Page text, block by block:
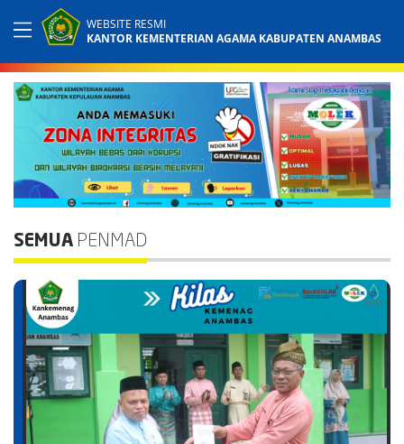
WEBSITE RESMI
KANTOR KEMENTERIAN AGAMA KABUPATEN ANAMBAS
SEMUA PENMAD